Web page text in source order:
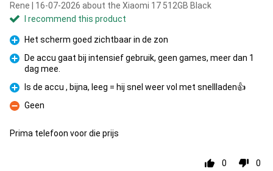
Rene | 16-07-2026 about the Xiaomi 17 512GB Black
I recommend this product
Pro
Het scherm goed zichtbaar in de zon
De accu gaat bij intensief gebruik, geen games, meer dan 1
dag mee.
Pro
Is de accu , bijna, leeg = hij snel weer vol met snellladen👍
Con
Geen
Prima telefoon voor die prijs
0 0